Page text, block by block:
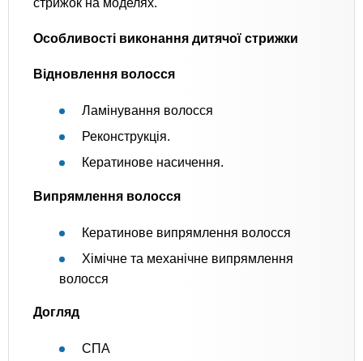
стрижок на моделях.
Особливості виконання дитячої стрижки
Відновлення волосся
Ламінування волосся
Реконструкція.
Кератинове насичення.
Випрямлення волосся
Кератинове випрямлення волосся
Хімічне та механічне випрямлення
волосся
Догляд
СПА